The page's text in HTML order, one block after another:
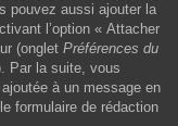
pouvez aussi ajouter la
l’option « Attacher
(onglet Préférences du
Par la suite, vous
à un message en
formulaire de rédaction